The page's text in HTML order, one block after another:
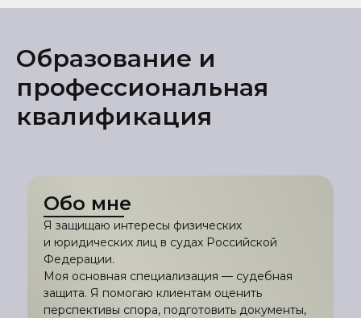
Образование и
профессиональная
квалификация
Обо мне
Я защищаю интересы физических
и юридических лиц в судах Российской
Федерации.
Моя основная специализация — судебная
защита. Я помогаю клиентам оценить
перспективы спора, подготовить документы,